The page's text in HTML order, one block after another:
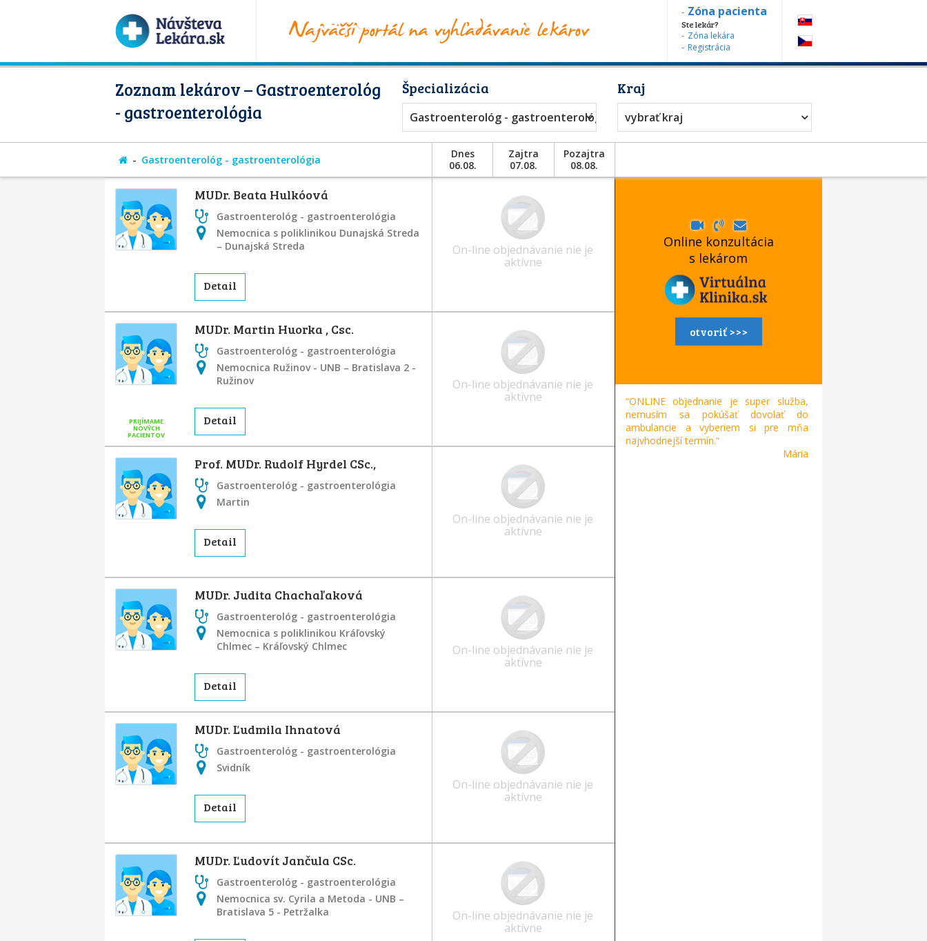
Zóna pacienta
Ste lekár?
Zóna lekára
Registrácia
Zoznam lekárov – Gastroenterológ
- gastroenterológia
Špecializácia
Gastroenterológ - gastroenterológia
Kraj
vybrať kraj
Gastroenterológ - gastroenterológia
Dnes
06.08.
Zajtra
07.08.
Pozajtra
08.08.
MUDr. Beata Hulkóová
Gastroenterológ - gastroenterológia
Nemocnica s poliklinikou Dunajská Streda
– Dunajská Streda
Detail
On-line objednávanie nie je
aktívne
PRIJÍMAME
NOVÝCH
PACIENTOV
MUDr. Martin Huorka , Csc.
Gastroenterológ - gastroenterológia
Nemocnica Ružinov - UNB – Bratislava 2 -
Ružinov
Detail
On-line objednávanie nie je
aktívne
Prof. MUDr. Rudolf Hyrdel CSc.,
Gastroenterológ - gastroenterológia
Martin
Detail
On-line objednávanie nie je
aktívne
MUDr. Judita Chachaľaková
Gastroenterológ - gastroenterológia
Nemocnica s poliklinikou Kráľovský
Chlmec – Kráľovský Chlmec
Detail
On-line objednávanie nie je
aktívne
MUDr. Ľudmila Ihnatová
Gastroenterológ - gastroenterológia
Svidník
Detail
On-line objednávanie nie je
aktívne
MUDr. Ľudovít Jančula CSc.
Gastroenterológ - gastroenterológia
Nemocnica sv. Cyrila a Metoda - UNB –
Bratislava 5 - Petržalka
On-line objednávanie nie je
aktívne
Online konzultácia
s lekárom
otvoriť >>>
“ONLINE objednanie je super služba,
nemusím sa pokúšať dovolať do
ambulancie a vyberiem si pre mňa
najvhodnejší termín.“
Mária